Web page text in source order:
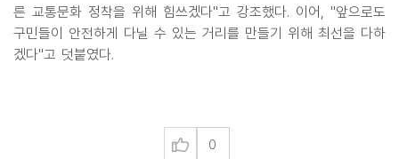
른 교통문화 정착을 위해 힘쓰겠다"고 강조했다. 이어, "앞으로도
구민들이 안전하게 다닐 수 있는 거리를 만들기 위해 최선을 다하
겠다"고 덧붙였다.
0